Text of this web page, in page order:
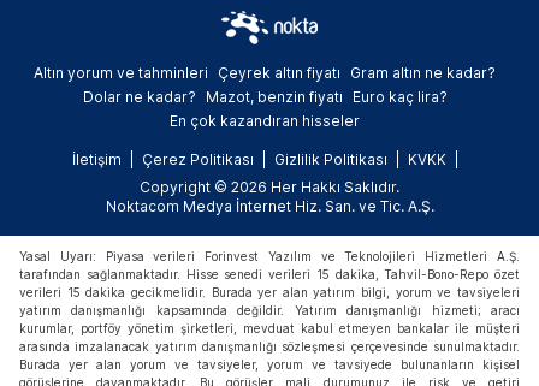
Altın yorum ve tahminleri Çeyrek altın fiyatı
Gram altın ne kadar?
Dolar ne kadar?
Mazot, benzin fiyatı
Euro kaç lira?
En çok kazandıran hisseler
İletişim Çerez Politikası Gizlilik Politikası
KVKK
Copyright © 2026 Her Hakkı Saklıdır.
Noktacom Medya İnternet Hiz. San. ve Tic. A.Ş.
Yasal Uyarı: Piyasa verileri Forinvest Yazılım ve Teknolojileri Hizmetleri A.Ş.
tarafından sağlanmaktadır. Hisse senedi verileri 15 dakika, Tahvil-Bono-Repo özet
verileri 15 dakika gecikmelidir. Burada yer alan yatırım bilgi, yorum ve tavsiyeleri
yatırım danışmanlığı kapsamında değildir. Yatırım danışmanlığı hizmeti; aracı
kurumlar, portföy yönetim şirketleri, mevduat kabul etmeyen bankalar ile müşteri
arasında imzalanacak yatırım danışmanlığı sözleşmesi çerçevesinde sunulmaktadır.
Burada yer alan yorum ve tavsiyeler, yorum ve tavsiyede bulunanların kişisel
görüşlerine dayanmaktadır. Bu görüşler mali durumunuz ile risk ve getiri